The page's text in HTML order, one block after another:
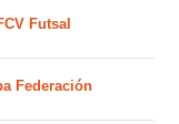
Futsal
Federación